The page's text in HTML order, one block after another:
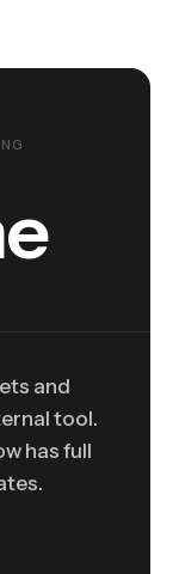
and
tool.
has full